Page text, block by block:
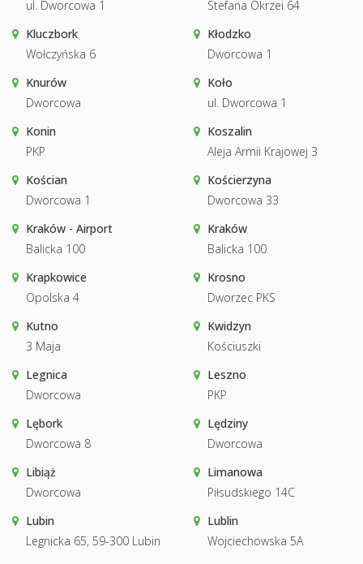
ul. Dworcowa 1
Stefana Okrzei 64
Kluczbork
Wołczyńska 6
Kłodzko
Dworcowa 1
Knurów
Dworcowa
Koło
ul. Dworcowa 1
Konin
PKP
Koszalin
Aleja Armii Krajowej 3
Kościan
Dworcowa 1
Kościerzyna
Dworcowa 33
Kraków - Airport
Balicka 100
Kraków
Balicka 100
Krapkowice
Opolska 4
Krosno
Dworzec PKS
Kutno
3 Maja
Kwidzyn
Kościuszki
Legnica
Dworcowa
Leszno
PKP
Lębork
Dworcowa 8
Lędziny
Dworcowa
Libiąż
Dworcowa
Limanowa
Piłsudskiego 14C
Lubin
Legnicka 65, 59-300 Lubin
Lublin
Wojciechowska 5A